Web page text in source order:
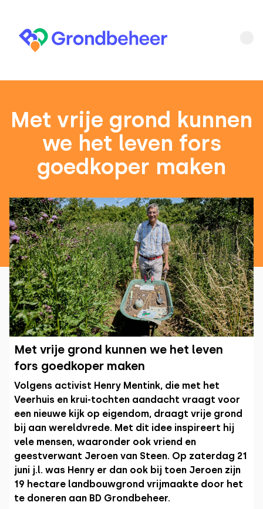
Met vrije grond kunnen
we het leven fors
goedkoper maken
Met vrije grond kunnen we het leven
fors goedkoper maken
Volgens activist Henry Mentink, die met het
Veerhuis en krui-tochten aandacht vraagt voor
een nieuwe kijk op eigendom, draagt vrije grond
bij aan wereldvrede. Met dit idee inspireert hij
vele mensen, waaronder ook vriend en
geestverwant Jeroen van Steen. Op zaterdag 21
juni j.l. was Henry er dan ook bij toen Jeroen zijn
19 hectare landbouwgrond vrijmaakte door het
te doneren aan BD Grondbeheer.